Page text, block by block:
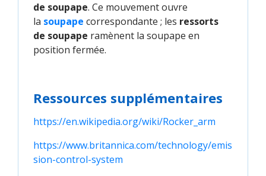
de soupape. Ce mouvement ouvre
la soupape correspondante ; les ressorts
de soupape ramènent la soupape en
position fermée.
Ressources supplémentaires
https://en.wikipedia.org/wiki/Rocker_arm
https://www.britannica.com/technology/emis
sion-control-system